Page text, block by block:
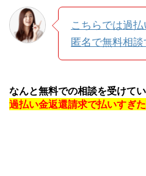
こちらでは過
匿名で無料相談
なんと無料での相談を受けて
過払い金返還請求で払いすぎ